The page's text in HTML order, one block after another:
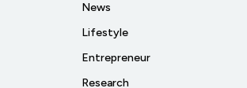
News
Lifestyle
Entrepreneur
Research